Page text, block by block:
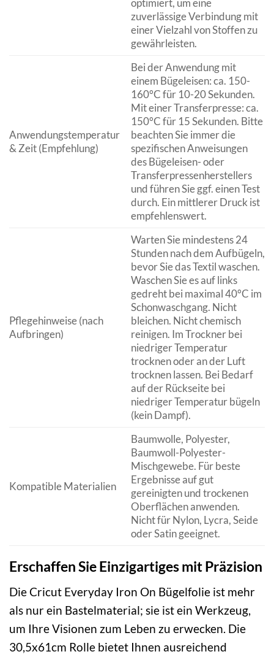
optimiert, um eine
zuverlässige Verbindung mit
einer Vielzahl von Stoffen zu
gewährleisten.
Anwendungstemperatur
& Zeit (Empfehlung)
Bei der Anwendung mit
einem Bügeleisen: ca. 150-
160°C für 10-20 Sekunden.
Mit einer Transferpresse: ca.
150°C für 15 Sekunden. Bitte
beachten Sie immer die
spezifischen Anweisungen
des Bügeleisen- oder
Transferpressenherstellers
und führen Sie ggf. einen Test
durch. Ein mittlerer Druck ist
empfehlenswert.
Pflegehinweise (nach
Aufbringen)
Warten Sie mindestens 24
Stunden nach dem Aufbügeln,
bevor Sie das Textil waschen.
Waschen Sie es auf links
gedreht bei maximal 40°C im
Schonwaschgang. Nicht
bleichen. Nicht chemisch
reinigen. Im Trockner bei
niedriger Temperatur
trocknen oder an der Luft
trocknen lassen. Bei Bedarf
auf der Rückseite bei
niedriger Temperatur bügeln
(kein Dampf).
Kompatible Materialien
Baumwolle, Polyester,
Baumwoll-Polyester-
Mischgewebe. Für beste
Ergebnisse auf gut
gereinigten und trockenen
Oberflächen anwenden.
Nicht für Nylon, Lycra, Seide
oder Satin geeignet.
Erschaffen Sie Einzigartiges mit Präzision
Die Cricut Everyday Iron On Bügelfolie ist mehr
als nur ein Bastelmaterial; sie ist ein Werkzeug,
um Ihre Visionen zum Leben zu erwecken. Die
30,5x61cm Rolle bietet Ihnen ausreichend